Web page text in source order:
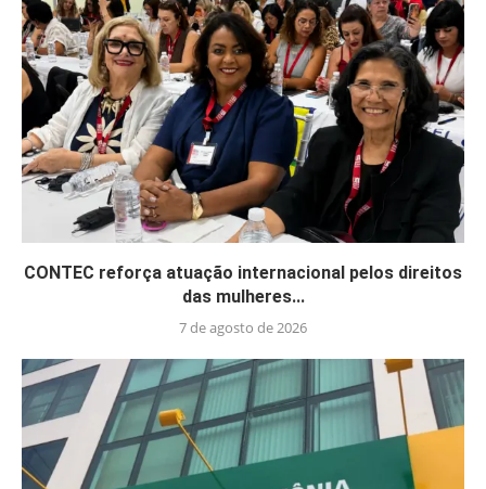
CONTEC reforça atuação internacional pelos direitos
das mulheres...
7 de agosto de 2026